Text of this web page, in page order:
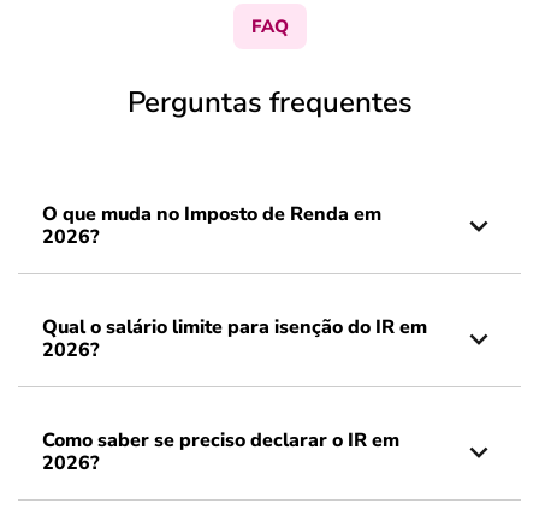
FAQ
Perguntas frequentes
O que muda no Imposto de Renda em
2026?
Qual o salário limite para isenção do IR em
2026?
Como saber se preciso declarar o IR em
2026?